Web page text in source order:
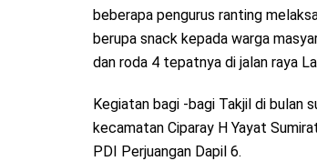
beberapa pengurus ranting
berupa snack kepada warga
dan roda 4 tepatnya di jalan raya
Kegiatan bagi -bagi Takjil di bulan
kecamatan Ciparay H Yayat
PDI Perjuangan Dapil 6.